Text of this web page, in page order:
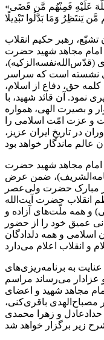
«مِنَ الْمُؤْمِنِینَ رِجَالٌ صَدَقُوا مَا عَاهَدُوا اللَّهَ عَلَیْهِ فَمِنْهُم مَّن قَضَی
رهبر حکیم انقلاب
امام مجاهد شهید حضرت
(قدّس‌الله‌نفسه‌الزکیه)،
نشسته است که سراسر
حق، دفاع از اسلام،
آن قائد شهید، با
و بصیرت الهی، همواره
و عزت امّت اسلامی را
در تاریخ ایران عزیز،
امام مجاهد شهید حضرت
ضمن عرض
مبارک حضرت ولی‌عصر
انقلاب حضرت آیت‌الله
و همه ملّت‌های آزاده و
عمیق خود را از حضور
اسلامی و همه دلدادگان
عنایت به برنامه‌ریزی‌های
عزادار می‌رساند مراسم
مجاهد شهید و اعضای
مصباح‌الهدی باقری‌کنی،
و زهرا محمدی